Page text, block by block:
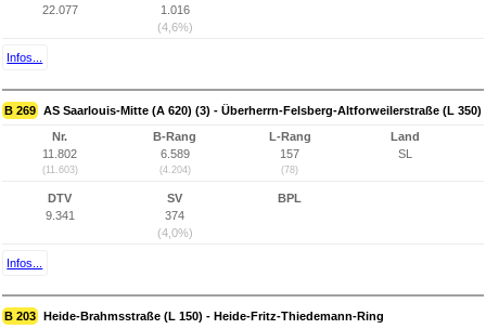
22.077
1.016
(4,6%)
Infos...
B 269 AS Saarlouis-Mitte (A 620) (3) - Überherrn-Felsberg-Altforweilerstraße (L 350)
Nr.
11.802
(11.603)
B-Rang
6.589
(4.204)
L-Rang
157
(78)
Land
SL
DTV
9.341
SV
374
(4,0%)
BPL
Infos...
B 203 Heide-Brahmsstraße (L 150) - Heide-Fritz-Thiedemann-Ring